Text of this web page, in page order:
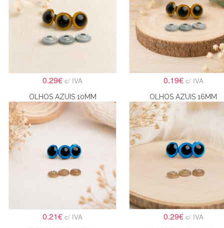
0.29€c/ IVA 0.19€ c/ IVA
OLHOS AZUIS 10MM
0.21€c/ IVA
OLHOS AZUIS 16MM
0.29€ c/ IVA